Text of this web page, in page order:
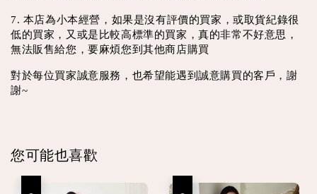
7. 本店為小本經營，如果是沒有評價的買家，或取貨紀錄很
低的買家，又或是比較高標準的買家，真的非常不好意思，
無法販售給您，要麻煩您到其他商店購買
對於每位買家誠意服務，也希望能遇到誠意購買的客戶，謝
謝~
您可能也喜歡